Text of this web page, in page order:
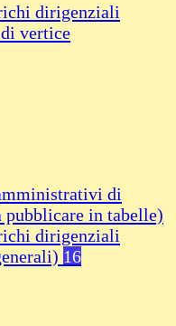
dirigenziali
vertice
di
pubblicare in tabelle)
dirigenziali
16